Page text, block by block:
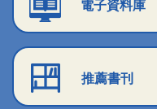
電子資料庫
推薦書刊